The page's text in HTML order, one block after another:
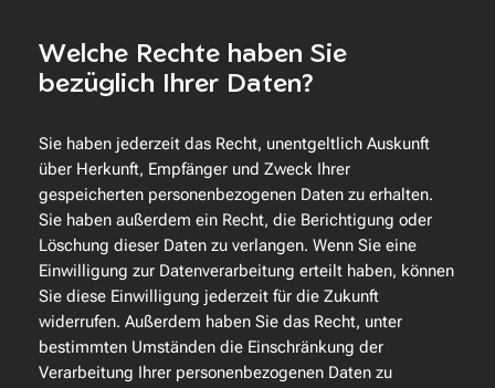
Welche Rechte haben Sie
bezüglich Ihrer Daten?
Sie haben jederzeit das Recht, unentgeltlich Auskunft
über Herkunft, Empfänger und Zweck Ihrer
gespeicherten personenbezogenen Daten zu erhalten.
Sie haben außerdem ein Recht, die Berichtigung oder
Löschung dieser Daten zu verlangen. Wenn Sie eine
Einwilligung zur Datenverarbeitung erteilt haben, können
Sie diese Einwilligung jederzeit für die Zukunft
widerrufen. Außerdem haben Sie das Recht, unter
bestimmten Umständen die Einschränkung der
Verarbeitung Ihrer personenbezogenen Daten zu